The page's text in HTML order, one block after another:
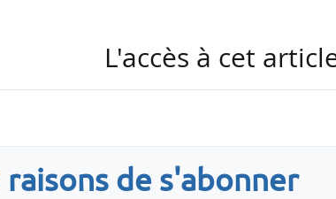
d’incompétence soulevée par le SMEM
du SMEM, de l’astreinte prononcée
de différend du 13/06/2023. Le SMEM a été
Aquitaine Promotions, à part égale, la
L'accès à cet
raisons de s'abonner